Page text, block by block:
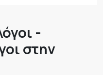
-
στην